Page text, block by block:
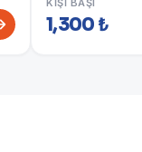
1,300 ₺